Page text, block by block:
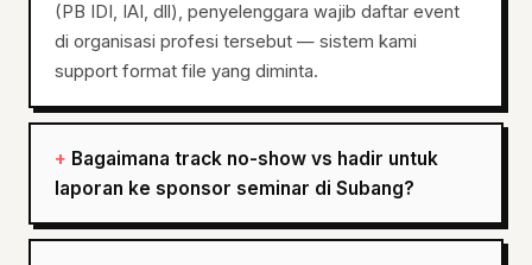
(PB IDI, IAI, dll), penyelenggara wajib daftar event
di organisasi profesi tersebut — sistem kami
support format file yang diminta.
Bagaimana track no-show vs hadir untuk
laporan ke sponsor seminar di Subang?